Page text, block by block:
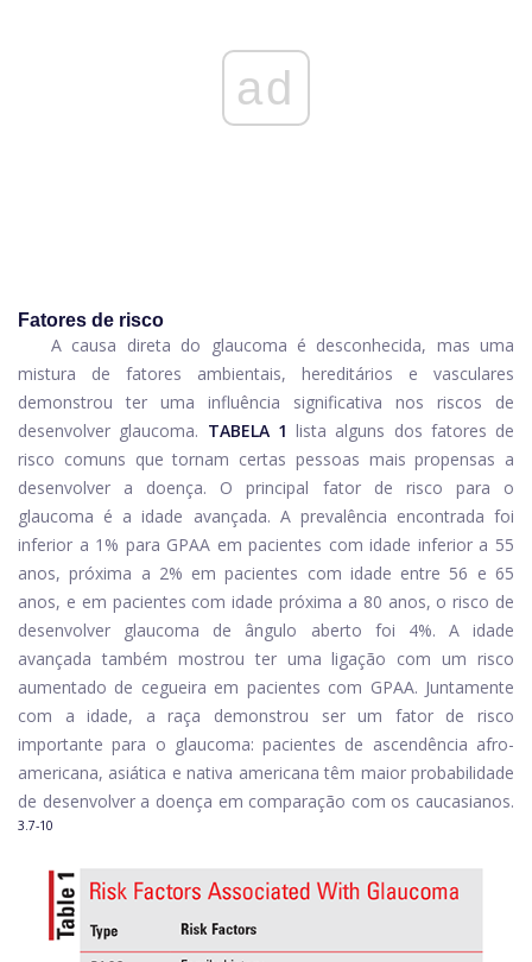
ad
Fatores de risco
A causa direta do glaucoma é desconhecida, mas uma
mistura de fatores ambientais, hereditários e vasculares
demonstrou ter uma influência significativa nos riscos de
desenvolver glaucoma. TABELA 1 lista alguns dos fatores de
risco comuns que tornam certas pessoas mais propensas a
desenvolver a doença. O principal fator de risco para o
glaucoma é a idade avançada. A prevalência encontrada foi
inferior a 1% para GPAA em pacientes com idade inferior a 55
anos, próxima a 2% em pacientes com idade entre 56 e 65
anos, e em pacientes com idade próxima a 80 anos, o risco de
desenvolver glaucoma de ângulo aberto foi 4%. A idade
avançada também mostrou ter uma ligação com um risco
aumentado de cegueira em pacientes com GPAA. Juntamente
com a idade, a raça demonstrou ser um fator de risco
importante para o glaucoma: pacientes de ascendência afro-
americana, asiática e nativa americana têm maior probabilidade
de desenvolver a doença em comparação com os caucasianos.
3.7-10